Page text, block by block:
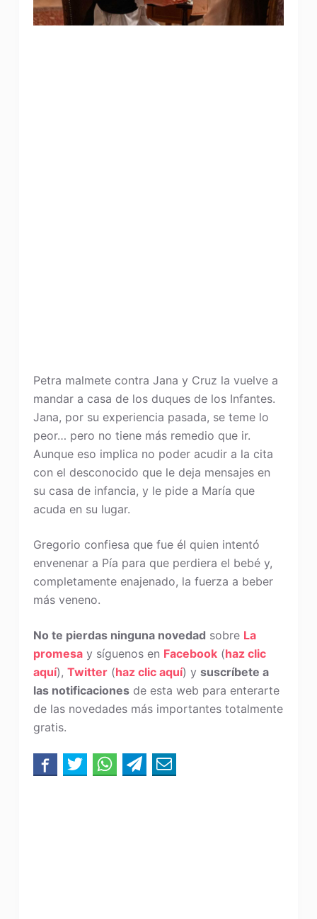
Petra malmete contra Jana y Cruz la vuelve a
mandar a casa de los duques de los Infantes.
Jana, por su experiencia pasada, se teme lo
peor… pero no tiene más remedio que ir.
Aunque eso implica no poder acudir a la cita
con el desconocido que le deja mensajes en
su casa de infancia, y le pide a María que
acuda en su lugar.
Gregorio confiesa que fue él quien intentó
envenenar a Pía para que perdiera el bebé y,
completamente enajenado, la fuerza a beber
más veneno.
No te pierdas ninguna novedad sobre La
promesay síguenos en Facebook(haz clic
aquí), Twitter(haz clic aquí) y suscríbete a
las notificacionesde esta web para enterarte
de las novedades más importantes totalmente
gratis.